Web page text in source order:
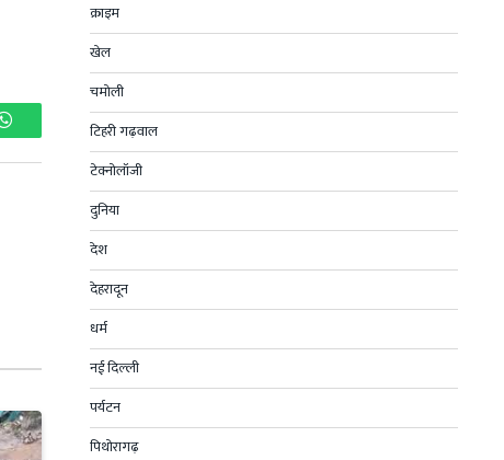
WhatsApp
क्राइम
खेल
चमोली
टिहरी गढ़वाल
टेक्नोलॉजी
दुनिया
देश
देहरादून
धर्म
नई दिल्ली
पर्यटन
पिथोरागढ़